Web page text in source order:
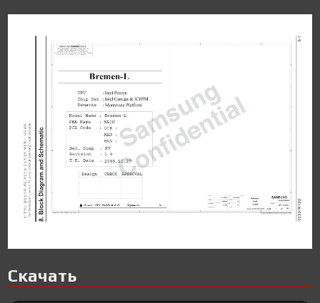
Скачать